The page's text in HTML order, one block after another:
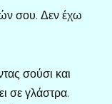
σου. Δεν έχω
σούσι και
σε γλάστρα.